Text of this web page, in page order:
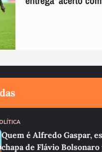
Quem é Alfredo Gaspar,
chapa de Flávio